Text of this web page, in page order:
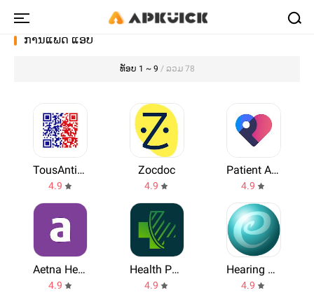
ການແພດ ແອບ
ທັອບ 1 ~ 9 / ລວມ 78
TousAntiCovid
4.9
Zocdoc
4.9
Patient Access
4.9
Aetna Health
4.9
Health Passport Worldwide
4.9
Hearing Test
4.9